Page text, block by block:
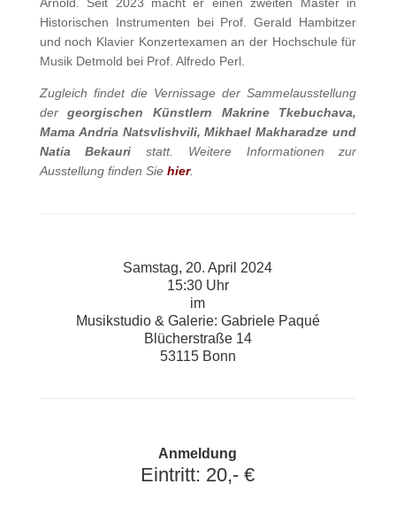
Historischen Instrumenten bei Prof. Gerald Hambitzer
und noch Klavier Konzertexamen an der Hochschule für
Musik Detmold bei Prof. Alfredo Perl.
Zugleich findet die Vernissage der Sammelausstellung
dergeorgischen Künstlern Makrine Tkebuchava,
Mama Andria Natsvlishvili, Mikhael Makharadze und
Natia Bekauri statt. Weitere Informationen zur
Ausstellung finden Sie hier.
Samstag, 20. April 2024
15:30 Uhr
im
Musikstudio & Galerie: Gabriele Paqué
Blücherstraße 14
53115 Bonn
Anmeldung
Eintritt: 20,- €